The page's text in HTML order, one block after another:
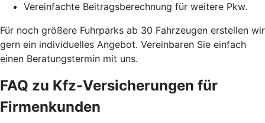
Vereinfachte Beitragsberechnung für weitere Pkw.
Für noch größere Fuhrparks ab 30 Fahrzeugen erstellen wir
gern ein individuelles Angebot. Vereinbaren Sie einfach
einen Beratungstermin mit uns.
FAQ zu Kfz-Versicherungen für
Firmenkunden